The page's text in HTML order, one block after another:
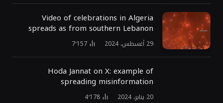
Video of celebrations in Algeria
spreads as from southern Lebanon
29 أغسطس، 2024 7٬157
Hoda Jannat on X: example of
spreading misinformation
20 يناير، 2024 4٬178